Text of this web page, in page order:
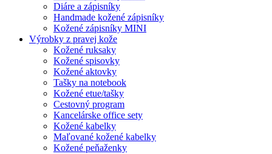
Diáre a zápisníky
Handmade kožené zápisníky
Kožené zápisníky MINI
Výrobky z pravej kože
Kožené ruksaky
Kožené spisovky
Kožené aktovky
Tašky na notebook
Kožené etue/tašky
Cestovný program
Kancelárske office sety
Kožené kabelky
Maľované kožené kabelky
Kožené peňaženky